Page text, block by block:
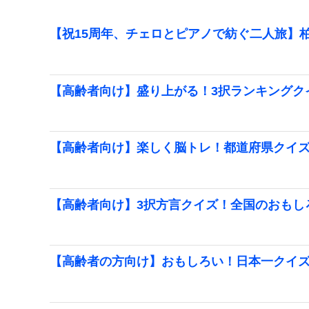
【祝15周年、チェロとピアノで紡ぐ二人旅
【高齢者向け】盛り上がる！3択ランキングク
【高齢者向け】楽しく脳トレ！都道府県クイ
【高齢者向け】3択方言クイズ！全国のおも
【高齢者の方向け】おもしろい！日本一クイ